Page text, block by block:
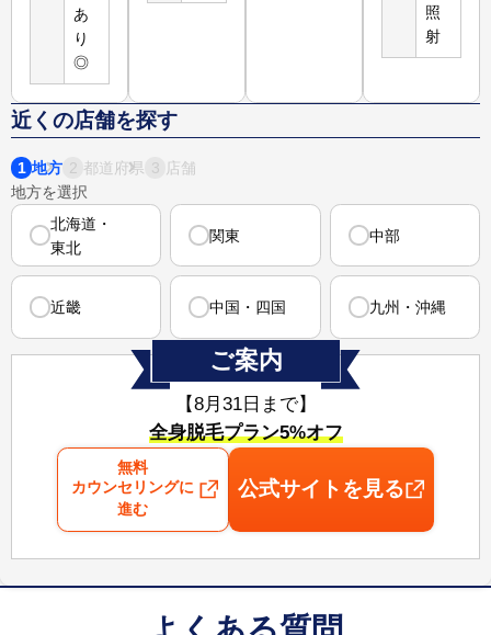
あ
り
◎
照
射
近くの店舗を探す
1 地方 2 都道府県 3 店舗
地方を選択
北海道・
東北
関東 中部
近畿 中国・四国 九州・沖縄
ご案内
【8月31日まで⁠】
全身脱毛プラン5%オフ
無料
カウンセリングに
進む
公式サイトを見る